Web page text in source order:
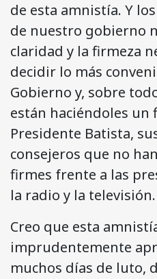
de esta amnistía. Y
de nuestro gobierno
claridad y la firmeza
decidir lo más
Gobierno y, sobre
están haciéndoles un
Presidente Batista,
consejeros que no
firmes frente a las
la radio y la televisión.
Creo que esta
imprudentemente
muchos días de luto,